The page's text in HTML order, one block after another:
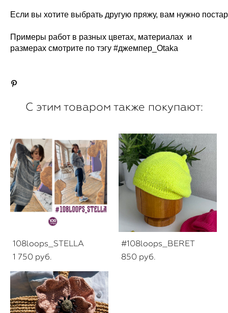
Если вы хотите выбрать другую пряжу, вам нужно
Примеры работ в разных цветах, материалах и
размерах смотрите по тэгу #джемпер_Otaka
С этим товаром также покупают:
108loops_STELLA
1 750 pуб.
#108loops_BERET
850 pуб.